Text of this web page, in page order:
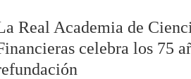
Real Academia de
celebra los 75